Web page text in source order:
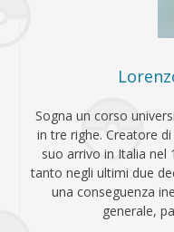
Sogna un corso
in tre righe. Creatore
suo arrivo in Italia nel
tanto negli ultimi due
una conseguenza
generale,